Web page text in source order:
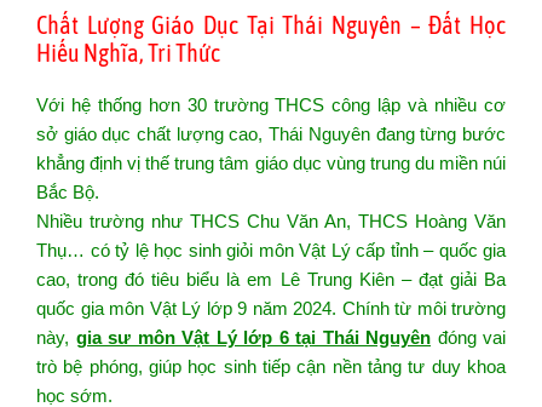
Chất Lượng Giáo Dục Tại Thái Nguyên – Đất Học
Hiếu Nghĩa, Tri Thức
Với hệ thống hơn 30 trường THCS công lập và nhiều cơ
sở giáo dục chất lượng cao, Thái Nguyên đang từng bước
khẳng định vị thế trung tâm giáo dục vùng trung du miền núi
Bắc Bộ.
Nhiều trường như THCS Chu Văn An, THCS Hoàng Văn
Thụ… có tỷ lệ học sinh giỏi môn Vật Lý cấp tỉnh – quốc gia
cao, trong đó tiêu biểu là em Lê Trung Kiên – đạt giải Ba
quốc gia môn Vật Lý lớp 9 năm 2024. Chính từ môi trường
này, gia sư môn Vật Lý lớp 6 tại Thái Nguyên đóng vai
trò bệ phóng, giúp học sinh tiếp cận nền tảng tư duy khoa
học sớm.